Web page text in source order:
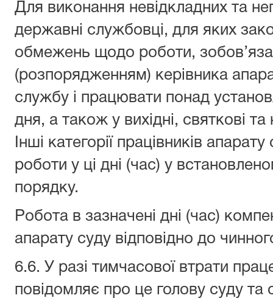
Для виконання невідкладних та
державні службовці, для яких
обмежень щодо роботи,
(розпорядженням) керівника
службу і працювати понад
дня, а також у вихідні, святкові та
Інші категорії працівників
роботи у ці дні (час) у
порядку.
Робота в зазначені дні (час)
апарату суду відповідно до
6.6. У разі тимчасової втрати
повідомляє про це голову суду та